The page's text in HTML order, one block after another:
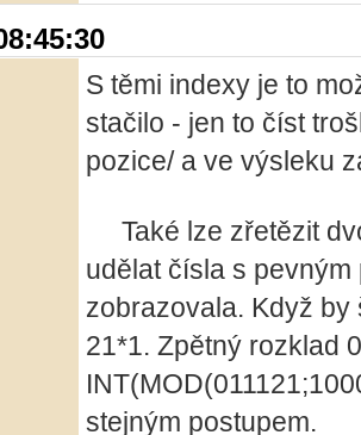
S těmi indexy je to
stačilo - jen to číst
pozice/ a ve výsleku
Také lze zřetězit
udělat čísla s
zobrazovala. Když
21*1. Zpětný rozklad
stejným postupem.